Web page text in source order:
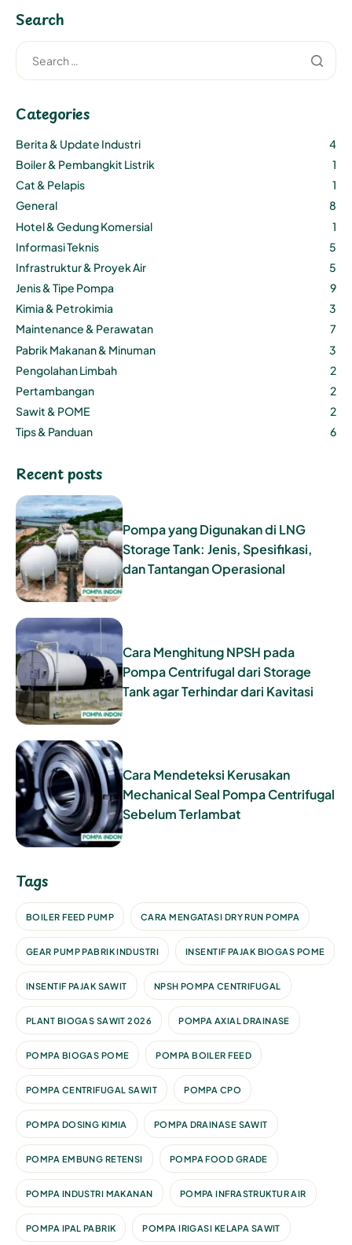
Search
Categories
Berita & Update Industri
4
Boiler & Pembangkit Listrik
1
Cat & Pelapis
1
General
8
Hotel & Gedung Komersial
1
Informasi Teknis
5
Infrastruktur & Proyek Air
5
Jenis & Tipe Pompa
9
Kimia & Petrokimia
3
Maintenance & Perawatan
7
Pabrik Makanan & Minuman
3
Pengolahan Limbah
2
Pertambangan
2
Sawit & POME
2
Tips & Panduan
6
Recent posts
Pompa yang Digunakan di LNG
Storage Tank: Jenis, Spesifikasi,
dan Tantangan Operasional
Cara Menghitung NPSH pada
Pompa Centrifugal dari Storage
Tank agar Terhindar dari Kavitasi
Cara Mendeteksi Kerusakan
Mechanical Seal Pompa Centrifugal
Sebelum Terlambat
Tags
BOILER FEED PUMP CARA MENGATASI DRY RUN POMPA
GEAR PUMP PABRIK INDUSTRI INSENTIF PAJAK BIOGAS POME
INSENTIF PAJAK SAWIT NPSH POMPA CENTRIFUGAL
PLANT BIOGAS SAWIT 2026 POMPA AXIAL DRAINASE
POMPA BIOGAS POME POMPA BOILER FEED
POMPA CENTRIFUGAL SAWIT POMPA CPO
POMPA DOSING KIMIA POMPA DRAINASE SAWIT
POMPA EMBUNG RETENSI POMPA FOOD GRADE
POMPA INDUSTRI MAKANAN POMPA INFRASTRUKTUR AIR
POMPA IPAL PABRIK POMPA IRIGASI KELAPA SAWIT